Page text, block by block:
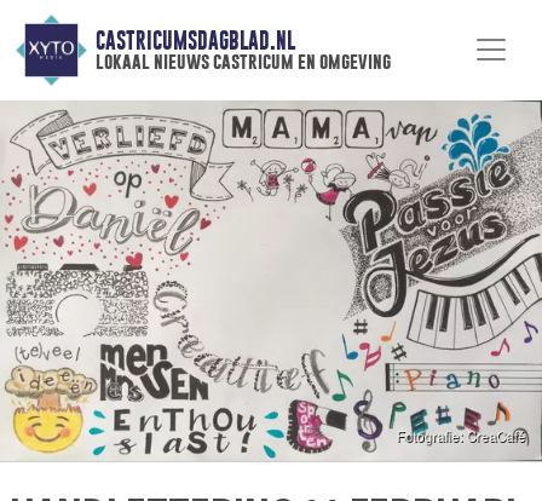
CASTRICUMSDAGBLAD.NL
lokaal nieuws castricum en omgeving